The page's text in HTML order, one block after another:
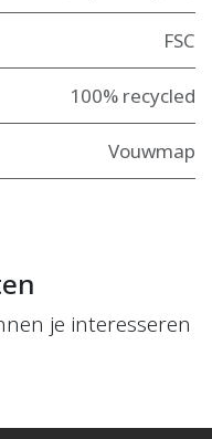
FSC
100% recycled
Vouwmap
je interesseren